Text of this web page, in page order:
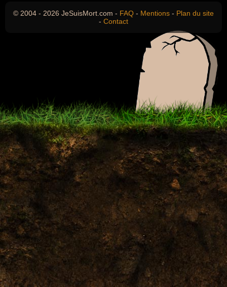
© 2004 - 2026 JeSuisMort.com - FAQ - Mentions - Plan du site
- Contact